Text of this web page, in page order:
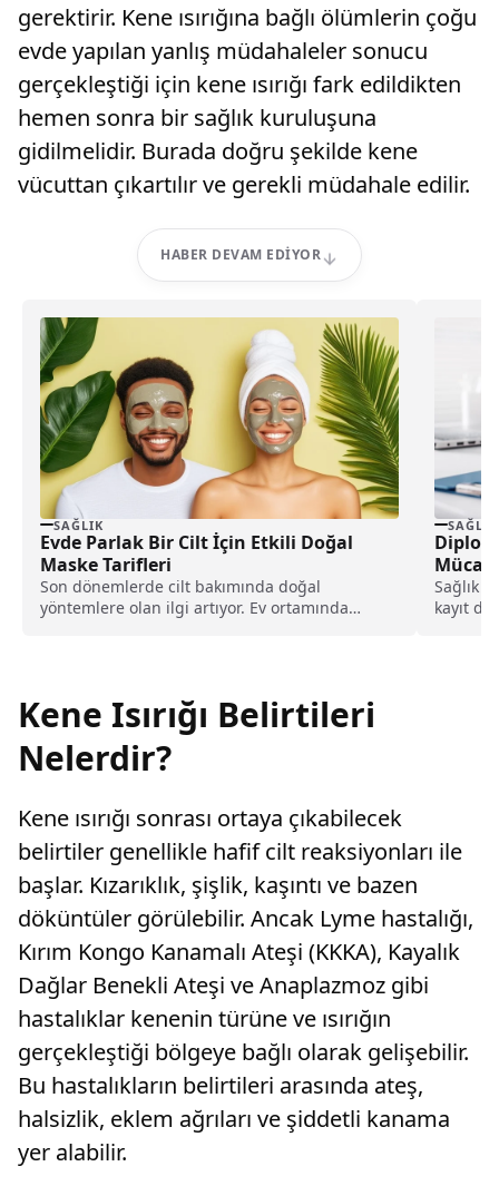
gerektirir. Kene ısırığına bağlı ölümlerin çoğu
evde yapılan yanlış müdahaleler sonucu
gerçekleştiği için kene ısırığı fark edildikten
hemen sonra bir sağlık kuruluşuna
gidilmelidir. Burada doğru şekilde kene
vücuttan çıkartılır ve gerekli müdahale edilir.
HABER DEVAM EDIYOR
SAĞLIK
Evde Parlak Bir Cilt İçin Etkili Doğal
Maske Tarifleri
Son dönemlerde cilt bakımında doğal
yöntemlere olan ilgi artıyor. Ev ortamında
SAĞLIK
Sağlık
kayıt
Kene Isırığı Belirtileri
Nelerdir?
Kene ısırığı sonrası ortaya çıkabilecek
belirtiler genellikle hafif cilt reaksiyonları ile
başlar. Kızarıklık, şişlik, kaşıntı ve bazen
döküntüler görülebilir. Ancak Lyme hastalığı,
Kırım Kongo Kanamalı Ateşi (KKKA), Kayalık
Dağlar Benekli Ateşi ve Anaplazmoz gibi
hastalıklar kenenin türüne ve ısırığın
gerçekleştiği bölgeye bağlı olarak gelişebilir.
Bu hastalıkların belirtileri arasında ateş,
halsizlik, eklem ağrıları ve şiddetli kanama
yer alabilir.